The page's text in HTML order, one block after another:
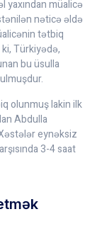
yaxından müalicə
nəticə əldə
tətbiq
Türkiyədə,
bu üsulla
olunmuş lakin ilk
Abdulla
eynəksiz
3-4 saat